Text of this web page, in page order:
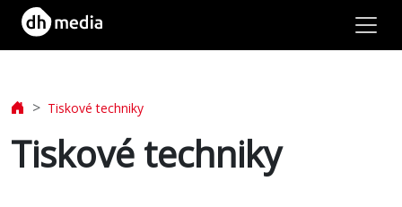
Jídlo
Tiskové techniky
Tiskové techniky